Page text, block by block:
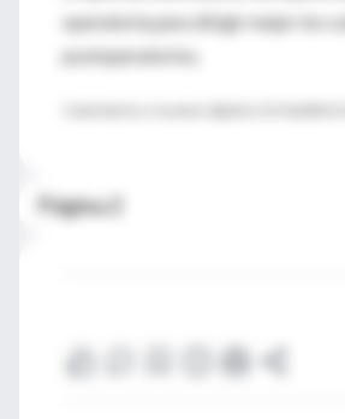
operatoria para dirigir mejor los
postoperatorios.
Página 2